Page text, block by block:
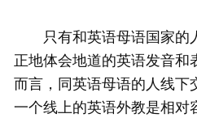
只有和英语母语国家的
正地体会地道的英语发音和
而言，同英语母语的人线下
一个线上的英语外教是相对